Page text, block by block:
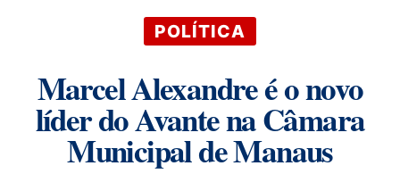
POLÍTICA
Marcel Alexandre é o novo
líder do Avante na Câmara
Municipal de Manaus